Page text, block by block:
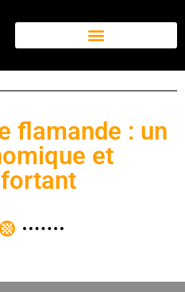
flamande : un
et